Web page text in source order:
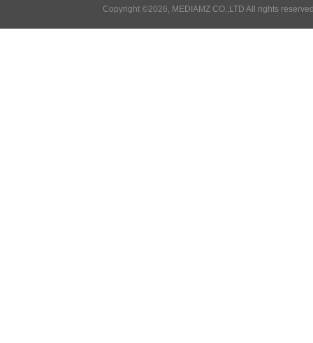
Copyright ©2026, MEDIAMZ CO.,LTD All rights